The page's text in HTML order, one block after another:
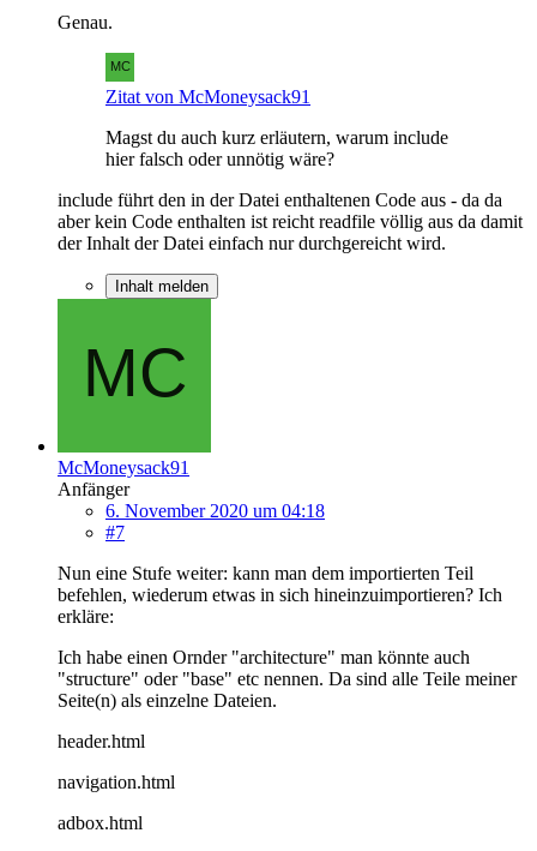
Genau.
Zitat von McMoneysack91
Magst du auch kurz erläutern, warum include
hier falsch oder unnötig wäre?
include führt den in der Datei enthaltenen Code aus - da da
aber kein Code enthalten ist reicht readfile völlig aus da damit
der Inhalt der Datei einfach nur durchgereicht wird.
Inhalt melden
McMoneysack91
Anfänger
6. November 2020 um 04:18
#7
Nun eine Stufe weiter: kann man dem importierten Teil
befehlen, wiederum etwas in sich hineinzuimportieren? Ich
erkläre:
Ich habe einen Ornder "architecture" man könnte auch
"structure" oder "base" etc nennen. Da sind alle Teile meiner
Seite(n) als einzelne Dateien.
header.html
navigation.html
adbox.html